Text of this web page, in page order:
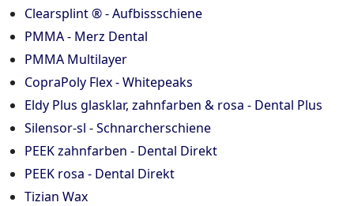
Clearsplint ® - Aufbissschiene
PMMA - Merz Dental
PMMA Multilayer
CopraPoly Flex - Whitepeaks
Eldy Plus glasklar, zahnfarben & rosa - Dental Plus
Silensor-sl - Schnarcherschiene
PEEK zahnfarben - Dental Direkt
PEEK rosa - Dental Direkt
Tizian Wax